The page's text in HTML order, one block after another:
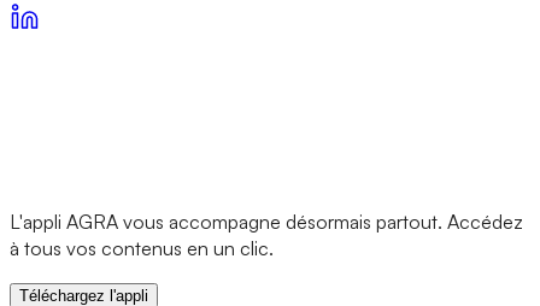
L'appli AGRA vous accompagne désormais partout. Accédez
à tous vos contenus en un clic.
Téléchargez l'appli